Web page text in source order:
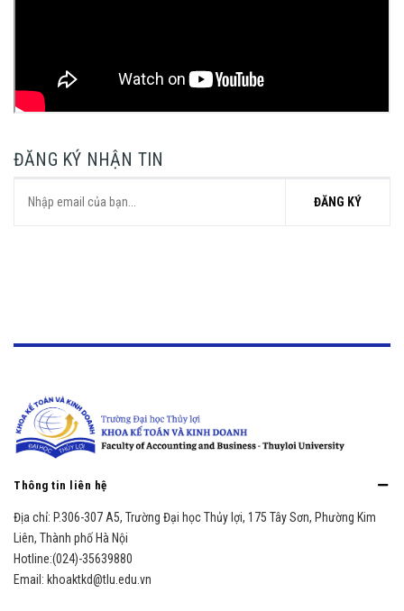
ĐĂNG KÝ NHẬN TIN
ĐĂNG KÝ
Thông tin liên hệ
Địa chỉ: P.306-307 A5, Trường Đại học Thủy lợi, 175 Tây Sơn, Phường Kim
Liên, Thành phố Hà Nội
Hotline:(024)-35639880
Email: khoaktkd@tlu.edu.vn